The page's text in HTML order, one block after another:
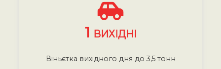
1 ВИХІДНІ
Віньєтка вихідного дня до 3,5 тонн